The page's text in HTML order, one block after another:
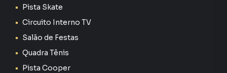
consequência uma maior chance de vender ou alugar seu
programadores, corretores treinados e uma central de
atendimento preparada para atender proprietários e
inquilinos.
Pista Skate
Circuito Interno TV
Salão de Festas
Quadra Tênis
Pista Cooper